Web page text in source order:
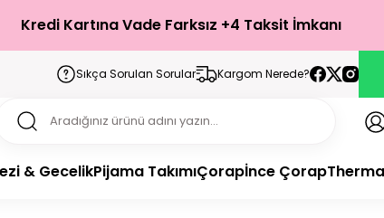
Kredi Kartına Vade Farksız +4 Taksit İmkanı
Sıkça Sorulan Sorular Kargom Nerede?
& GecelikPijama TakımıÇorapİnce Çorap